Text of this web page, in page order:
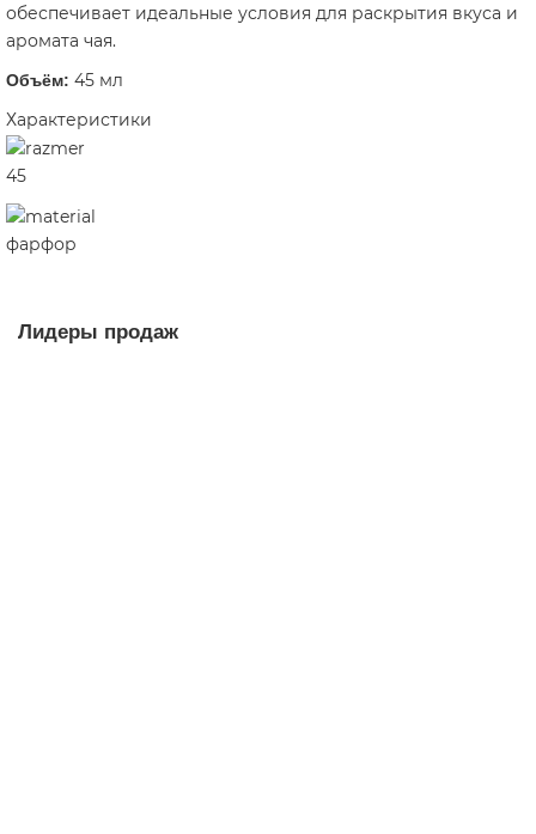
обеспечивает идеальные условия для раскрытия вкуса и
аромата чая.
Объём: 45 мл
Характеристики
45
фарфор
Лидеры продаж